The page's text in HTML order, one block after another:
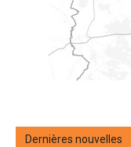
Dernières nouvelles